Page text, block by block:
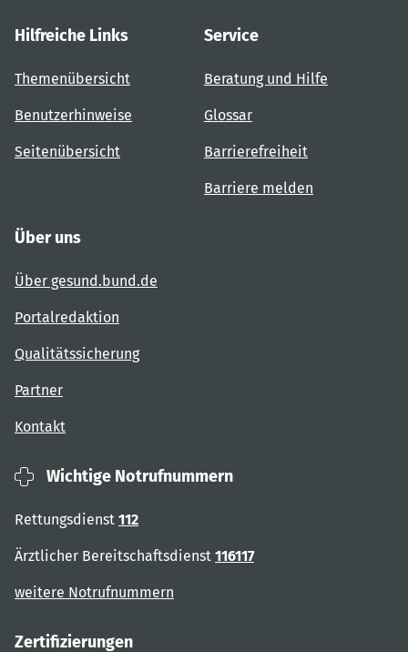
Hilfreiche Links
Themenübersicht
Benutzerhinweise
Seitenübersicht
Service
Beratung und Hilfe
Glossar
Barrierefreiheit
Barriere melden
Über uns
Über gesund.bund.de
Portalredaktion
Qualitätssicherung
Partner
Kontakt
Wichtige Notrufnummern
Rettungsdienst 112
Ärztlicher Bereitschaftsdienst 116117
weitere Notrufnummern
Zertifizierungen